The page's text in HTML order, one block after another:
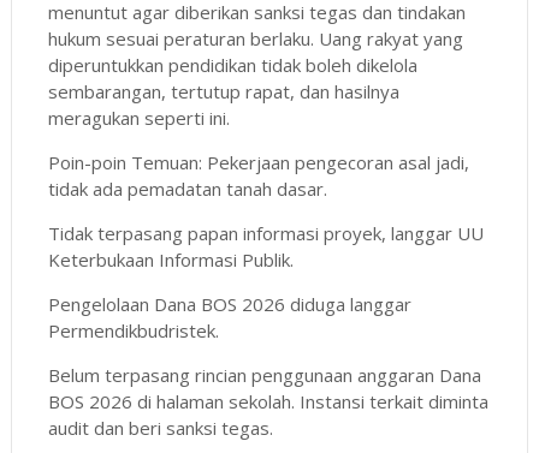
menuntut agar diberikan sanksi tegas dan tindakan
hukum sesuai peraturan berlaku. Uang rakyat yang
diperuntukkan pendidikan tidak boleh dikelola
sembarangan, tertutup rapat, dan hasilnya
meragukan seperti ini.
Poin-poin Temuan: Pekerjaan pengecoran asal jadi,
tidak ada pemadatan tanah dasar.
Tidak terpasang papan informasi proyek, langgar UU
Keterbukaan Informasi Publik.
Pengelolaan Dana BOS 2026 diduga langgar
Permendikbudristek.
Belum terpasang rincian penggunaan anggaran Dana
BOS 2026 di halaman sekolah. Instansi terkait diminta
audit dan beri sanksi tegas.